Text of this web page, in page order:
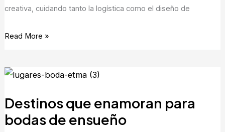
creativa, cuidando tanto la logística como el diseño de
fin
semana
Read More »
Destinos que enamoran para
bodas de ensueño
Destinos
enamoran
para
bodas